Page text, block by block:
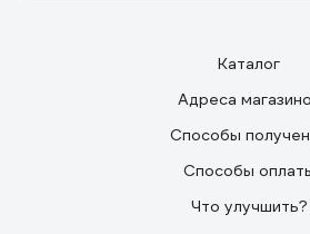
Каталог
Адреса
Способы
Способы
Что улучшить?